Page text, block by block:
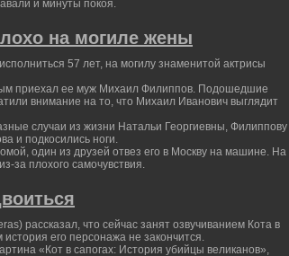
и минуты покоя.
на могиле жены
57 лет, на могилу знаменитой актрисы
приехал ее муж Михаил Филиппов. Подошедшие
внимание на то, что Михаил Иванович выглядит
случаи из жизни Натальи Георгиевны, Филиппову
и подкосились ноги.
один из друзей отвез его в Москву на машине. На
за плохого самочувствия.
рассказал, что сейчас занят озвучиванием Кота в
его персонажа не закончится.
«Кот в сапогах: История убийцы великанов»,